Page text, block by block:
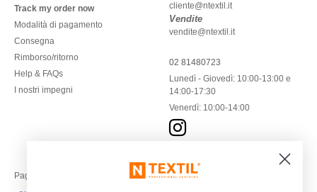
Track my order now
Modalità di pagamento
Consegna
Rimborso/ritorno
Help & FAQs
I nostri impegni
cliente@ntextil.it
Vendite
vendite@ntextil.it
02 81480723
Lunedì - Giovedì: 10:00-13:00 e
14:00-17:30
Venerdì: 10:00-14:00
Paga con